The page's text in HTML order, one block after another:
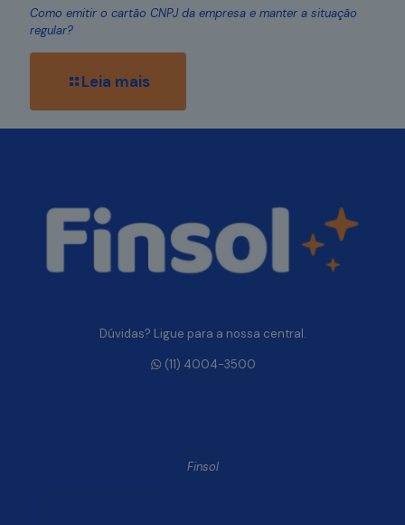
Como emitir o cartão CNPJ da empresa e manter a situação
regular?
Leia mais
Dúvidas? Ligue para a nossa central.
(11) 4004-3500
Finsol